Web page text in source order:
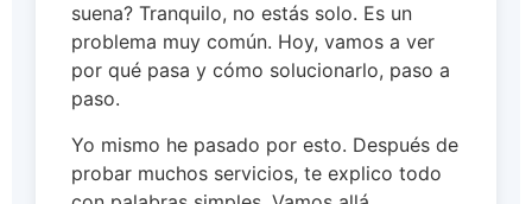
suena? Tranquilo, no estás solo. Es un
problema muy común. Hoy, vamos a ver
por qué pasa y cómo solucionarlo, paso a
paso.
Yo mismo he pasado por esto. Después de
probar muchos servicios, te explico todo